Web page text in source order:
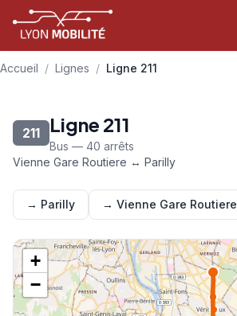
Aller au contenu principal
Accueil / Lignes / Ligne 211
211 Ligne 211
Bus — 40 arrêts
Vienne Gare Routiere ↔ Parilly
→ Parilly → Vienne Gare Routiere
+
−